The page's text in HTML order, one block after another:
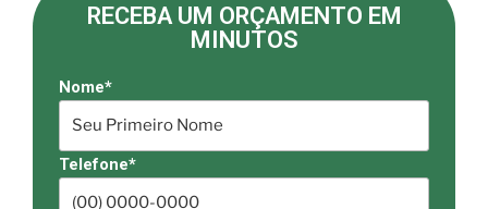
RECEBA UM ORÇAMENTO EM
MINUTOS
Nome*
Telefone*